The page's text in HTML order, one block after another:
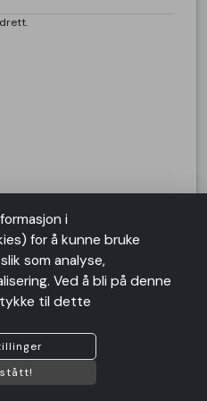
add
Handlekurv
betalingstyper:
bySUSOFT
i
for å kunne bruke
som analyse,
Ved å bli på denne
til dette